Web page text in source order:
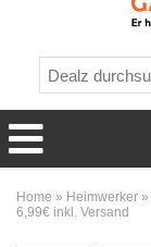
Home » Heimwerker »
6,99€ inkl. Versand